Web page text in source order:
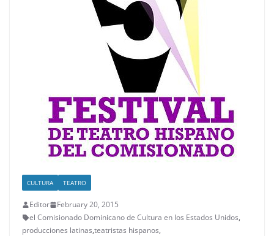
CULTURA TEATRO
Editor
February 20, 2015
el Comisionado Dominicano de Cultura en los Estados Unidos,
producciones latinas,teatristas hispanos,